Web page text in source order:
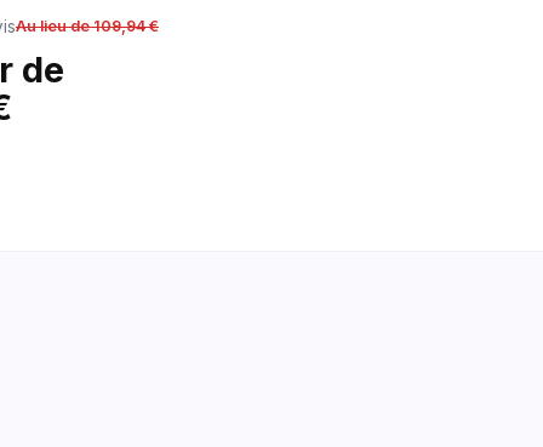
Au lieu de 109,94 €
de